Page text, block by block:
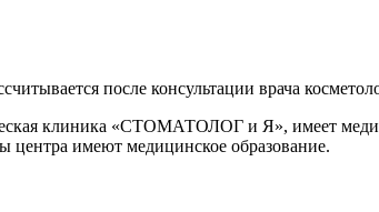
после консультации врача
клиника «СТОМАТОЛОГ и Я», имеет
центра имеют медицинское образование.